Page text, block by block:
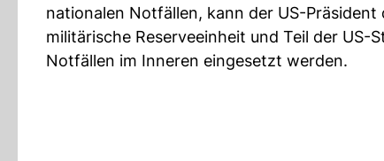
nationalen Notfällen, kann der US-
militärische Reserveeinheit und Teil der
Notfällen im Inneren eingesetzt werden.